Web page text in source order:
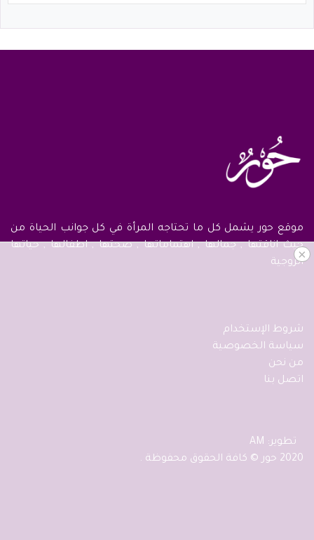
×
موقع حور يشمل كل ما تحتاجه المرأة في كل جوانب الحياة من
حيث اناقتها , جمالها , اهتماماتها , صحتها , اطفالها , حياتها
الزوجية
شروط الإستخدام
سياسة الخصوصية
من نحن
اتصل بنا
تطوير: AM
2020 حور © كافة الحقوق محفوظة .